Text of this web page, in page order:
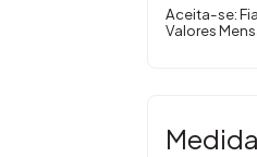
Valores
Aceita-se: